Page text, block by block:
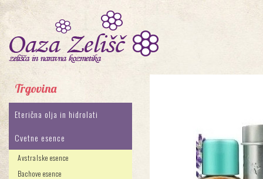
Trgovina
Eterična olja in hidrolati
Cvetne esence
Avstralske esence
Bachove esence